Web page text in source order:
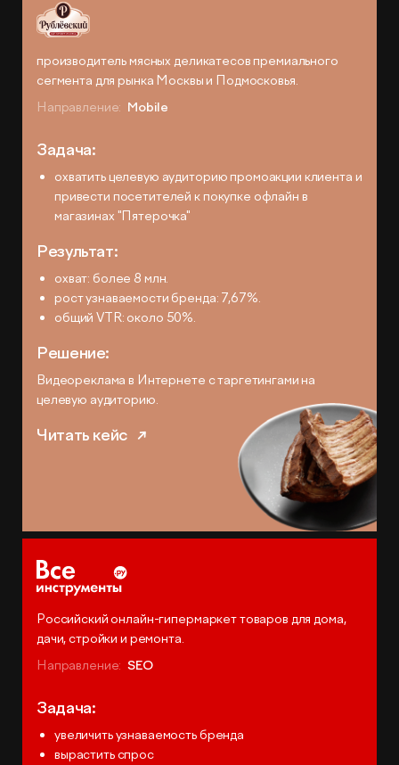
производитель мясных деликатесов премиального
сегмента для рынка Москвы и Подмосковья.
Направление: Mobile
Задача:
охватить целевую аудиторию промоакции клиента и
привести посетителей к покупке офлайн в
магазинах "Пятерочка"
Результат:
охват: более 8 млн.
рост узнаваемости бренда: 7,67%.
общий VTR: около 50%.
Решение:
Видеореклама в Интернете с таргетингами на
целевую аудиторию.
Читать кейс
Российский онлайн-гипермаркет товаров для дома,
дачи, стройки и ремонта.
Направление: SEO
Задача:
увеличить узнаваемость бренда
вырастить спрос